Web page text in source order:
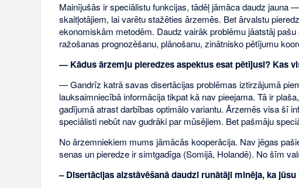
Mainījušās ir speciālistu funkcijas, tādēļ jāmāca daudz jauna
skaitļotājiem, lai varētu stažēties ārzemēs. Bet ārvalstu
ekonomiskām metodēm. Daudz vairāk problēmu jāatstāj
ražošanas prognozēšanu, plānošanu, zinātnisko pētījumu
— Kādus ārzemju pieredzes aspektus esat pētījusi? Kas
— Gandrīz katrā savas disertācijas problēmas iztirzājumā
lauksaimniecībā informācija tikpat kā nav pieejama. Tā ir
gadījumā atrast darbības optimālo variantu. Ārzemēs visa šī
speciālisti nebūt nav gudrāki par mūsējiem. Bet pašmāju
No ārzemniekiem mums jāmācās kooperācija. Nav jēgas
senas un pieredze ir simtgadīga (Somijā, Holandē). No šīm
– Disertācijas aizstāvēšanā daudzi runātāji minēja, ka